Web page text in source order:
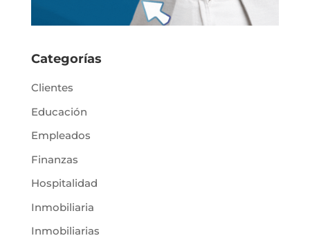
Categorías
Clientes
Educación
Empleados
Finanzas
Hospitalidad
Inmobiliaria
Inmobiliarias